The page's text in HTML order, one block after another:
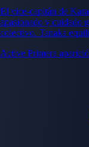
El vice-capitán de
apasionado y cuidado
colectivo. Tanaka
momentos desafiantes.
Active Primera